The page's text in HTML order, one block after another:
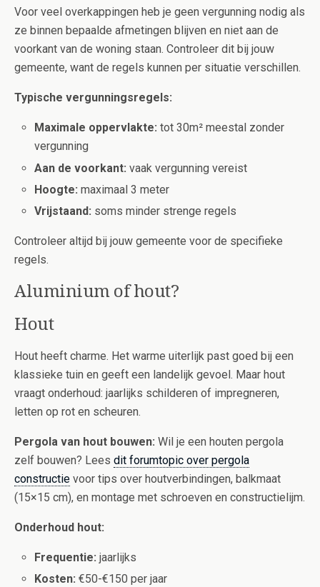
Voor veel overkappingen heb je geen vergunning nodig als
ze binnen bepaalde afmetingen blijven en niet aan de
voorkant van de woning staan. Controleer dit bij jouw
gemeente, want de regels kunnen per situatie verschillen.
Typische vergunningsregels:
Maximale oppervlakte: tot 30m² meestal zonder
vergunning
Aan de voorkant: vaak vergunning vereist
Hoogte: maximaal 3 meter
Vrijstaand: soms minder strenge regels
Controleer altijd bij jouw gemeente voor de specifieke
regels.
Aluminium of hout?
Hout
Hout heeft charme. Het warme uiterlijk past goed bij een
klassieke tuin en geeft een landelijk gevoel. Maar hout
vraagt onderhoud: jaarlijks schilderen of impregneren,
letten op rot en scheuren.
Pergola van hout bouwen: Wil je een houten pergola
zelf bouwen? Lees dit forumtopic over pergola
constructie voor tips over houtverbindingen, balkmaat
(15×15 cm), en montage met schroeven en constructielijm.
Onderhoud hout:
Frequentie: jaarlijks
Kosten: €50-€150 per jaar